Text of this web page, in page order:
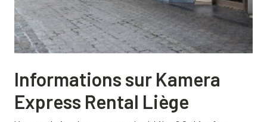
Informations sur Kamera
Express Rental Liège